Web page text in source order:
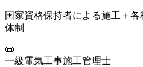
国家資格保持者による施工＋
体制
📜
一級電気工事施工管理士